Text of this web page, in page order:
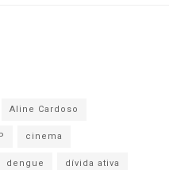
Aline Cardoso
cinema
dengue dívida ativa